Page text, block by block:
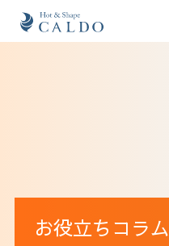
スタジオを探す
プログラム
お役立ちコラム